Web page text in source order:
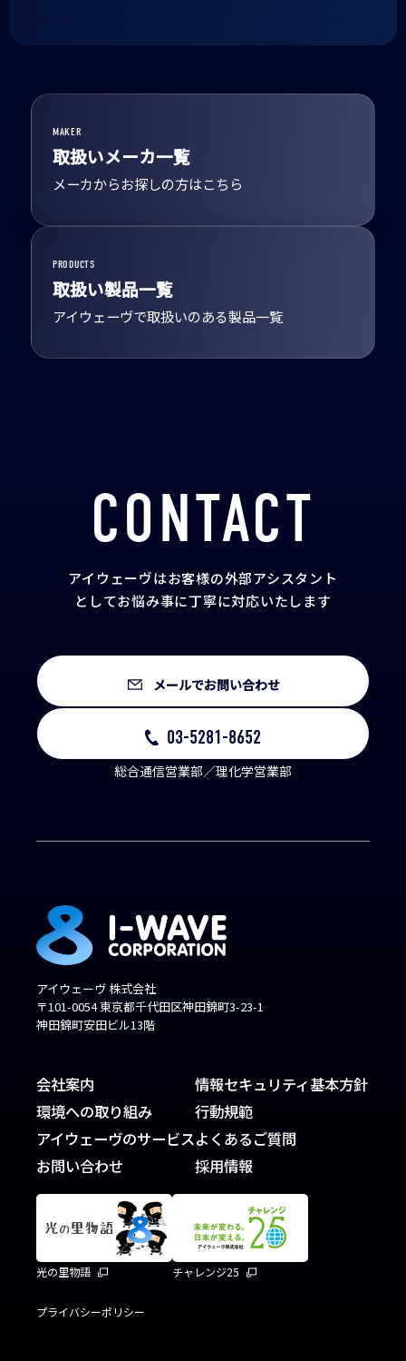
MAKER
取扱いメーカ一覧
メーカからお探しの方はこちら
PRODUCTS
取扱い製品一覧
アイウェーヴで取扱いのある製品一覧
CONTACT
アイウェーヴはお客様の外部アシスタント
としてお悩み事に丁寧に対応いたします
メールでお問い合わせ
03-5281-8652
総合通信営業部／理化学営業部
アイウェーヴ 株式会社
〒101-0054 東京都千代田区神田錦町3-23-1
神田錦町安田ビル13階
会社案内
環境への取り組み
アイウェーヴのサービス
お問い合わせ
情報セキュリティ基本方針
行動規範
よくあるご質問
採用情報
光の里物語 チャレンジ25
プライバシーポリシー